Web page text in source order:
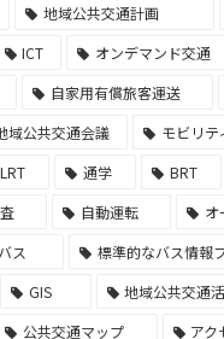
地域公共交通計画
ICT オンデマンド交通
自家用有償旅客運送
域公共交通会議
モビリテ
LRT 通学 BRT
自動運転
オ
ス
標準的なバス情報
GIS
地域公共交通
公共交通マップ
アク